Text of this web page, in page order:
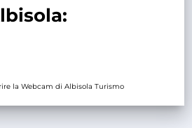
la Webcam di Albisola Turismo